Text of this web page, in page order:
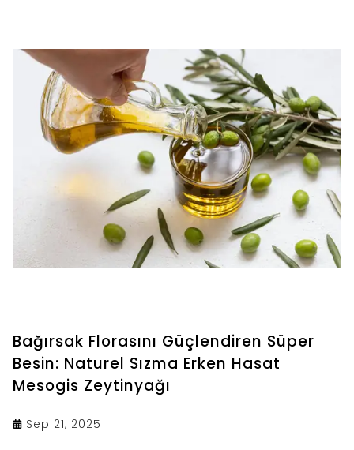
Bağırsak Florasını Güçlendiren Süper
Besin: Naturel Sızma Erken Hasat
Mesogis Zeytinyağı
Sep 21, 2025